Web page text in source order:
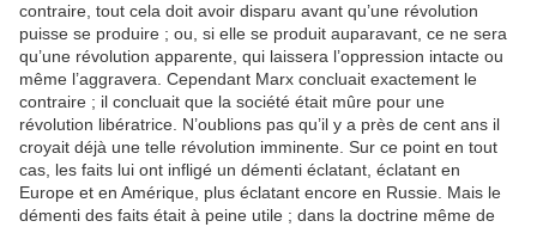
contraire, tout cela doit avoir disparu avant qu’une révolution
puisse se produire ; ou, si elle se produit auparavant, ce ne sera
qu’une révolution apparente, qui laissera l’oppression intacte ou
même l’aggravera. Cependant Marx concluait exactement le
contraire ; il concluait que la société était mûre pour une
révolution libératrice. N’oublions pas qu’il y a près de cent ans il
croyait déjà une telle révolution imminente. Sur ce point en tout
cas, les faits lui ont infligé un démenti éclatant, éclatant en
Europe et en Amérique, plus éclatant encore en Russie. Mais le
démenti des faits était à peine utile ; dans la doctrine même de